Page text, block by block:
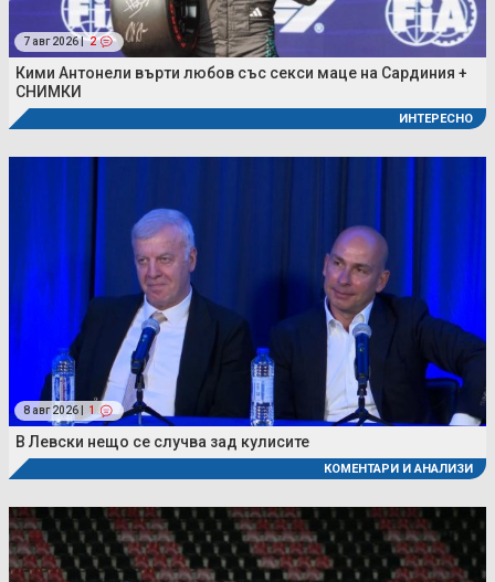
7 авг 2026 | 2
Кими Антонели върти любов със секси маце на Сардиния +
СНИМКИ
ИНТЕРЕСНО
8 авг 2026 | 1
В Левски нещо се случва зад кулисите
КОМЕНТАРИ И АНАЛИЗИ